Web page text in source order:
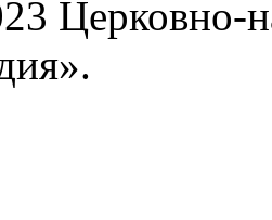
Церковно-